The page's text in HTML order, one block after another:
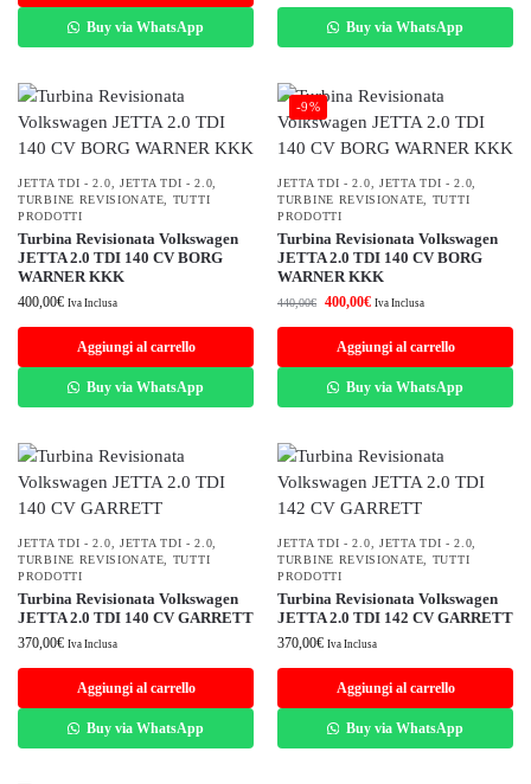
Buy via WhatsApp Buy via WhatsApp
JETTA TDI - 2.0 JETTA TDI - 2.0
TURBINE REVISIONATE
TUTTI
PRODOTTI
Turbina Revisionata Volkswagen
JETTA 2.0 TDI 140 CV BORG
WARNER KKK
400,00€ Iva Inclusa
Aggiungi al carrello
Buy via WhatsApp
-9%
JETTA TDI - 2.0 JETTA TDI - 2.0
TURBINE REVISIONATE
TUTTI
PRODOTTI
Turbina Revisionata Volkswagen
JETTA 2.0 TDI 140 CV BORG
WARNER KKK
440,00€ 400,00€ Iva Inclusa
Aggiungi al carrello
Buy via WhatsApp
JETTA TDI - 2.0 JETTA TDI - 2.0
TURBINE REVISIONATE
TUTTI
PRODOTTI
Turbina Revisionata Volkswagen
JETTA 2.0 TDI 140 CV GARRETT
370,00€ Iva Inclusa
Aggiungi al carrello
Buy via WhatsApp
JETTA TDI - 2.0 JETTA TDI - 2.0
TURBINE REVISIONATE
TUTTI
PRODOTTI
Turbina Revisionata Volkswagen
JETTA 2.0 TDI 142 CV GARRETT
370,00€ Iva Inclusa
Aggiungi al carrello
Buy via WhatsApp